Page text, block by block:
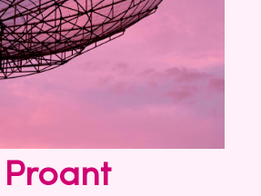
Proant